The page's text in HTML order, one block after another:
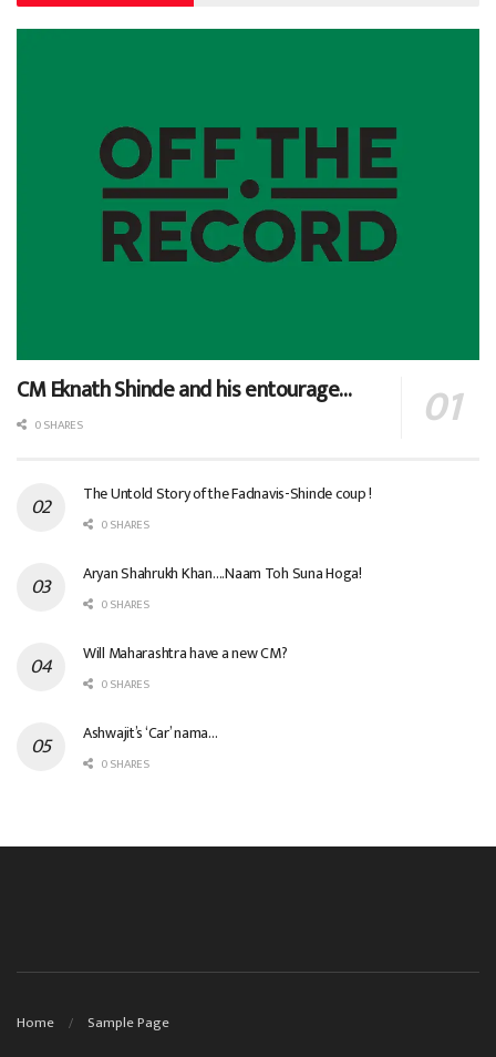
CM Eknath Shinde and his entourage…
0 SHARES
The Untold Story of the Fadnavis-Shinde coup !
0 SHARES
Aryan Shahrukh Khan….Naam Toh Suna Hoga!
0 SHARES
Will Maharashtra have a new CM?
0 SHARES
Ashwajit’s ‘Car’ nama…
0 SHARES
Home Sample Page